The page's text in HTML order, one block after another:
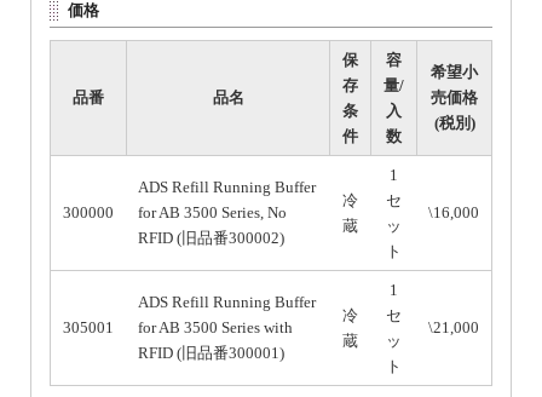
価格
品番 品名
保
存
条
件
容
量/
入
数
希望小
売価格
(税別)
300000
ADS Refill Running Buffer
for AB 3500 Series, No
RFID (旧品番300002)
冷
蔵
1
セ
ッ
ト
\16,000
305001
ADS Refill Running Buffer
for AB 3500 Series with
RFID (旧品番300001)
冷
蔵
1
セ
ッ
ト
\21,000